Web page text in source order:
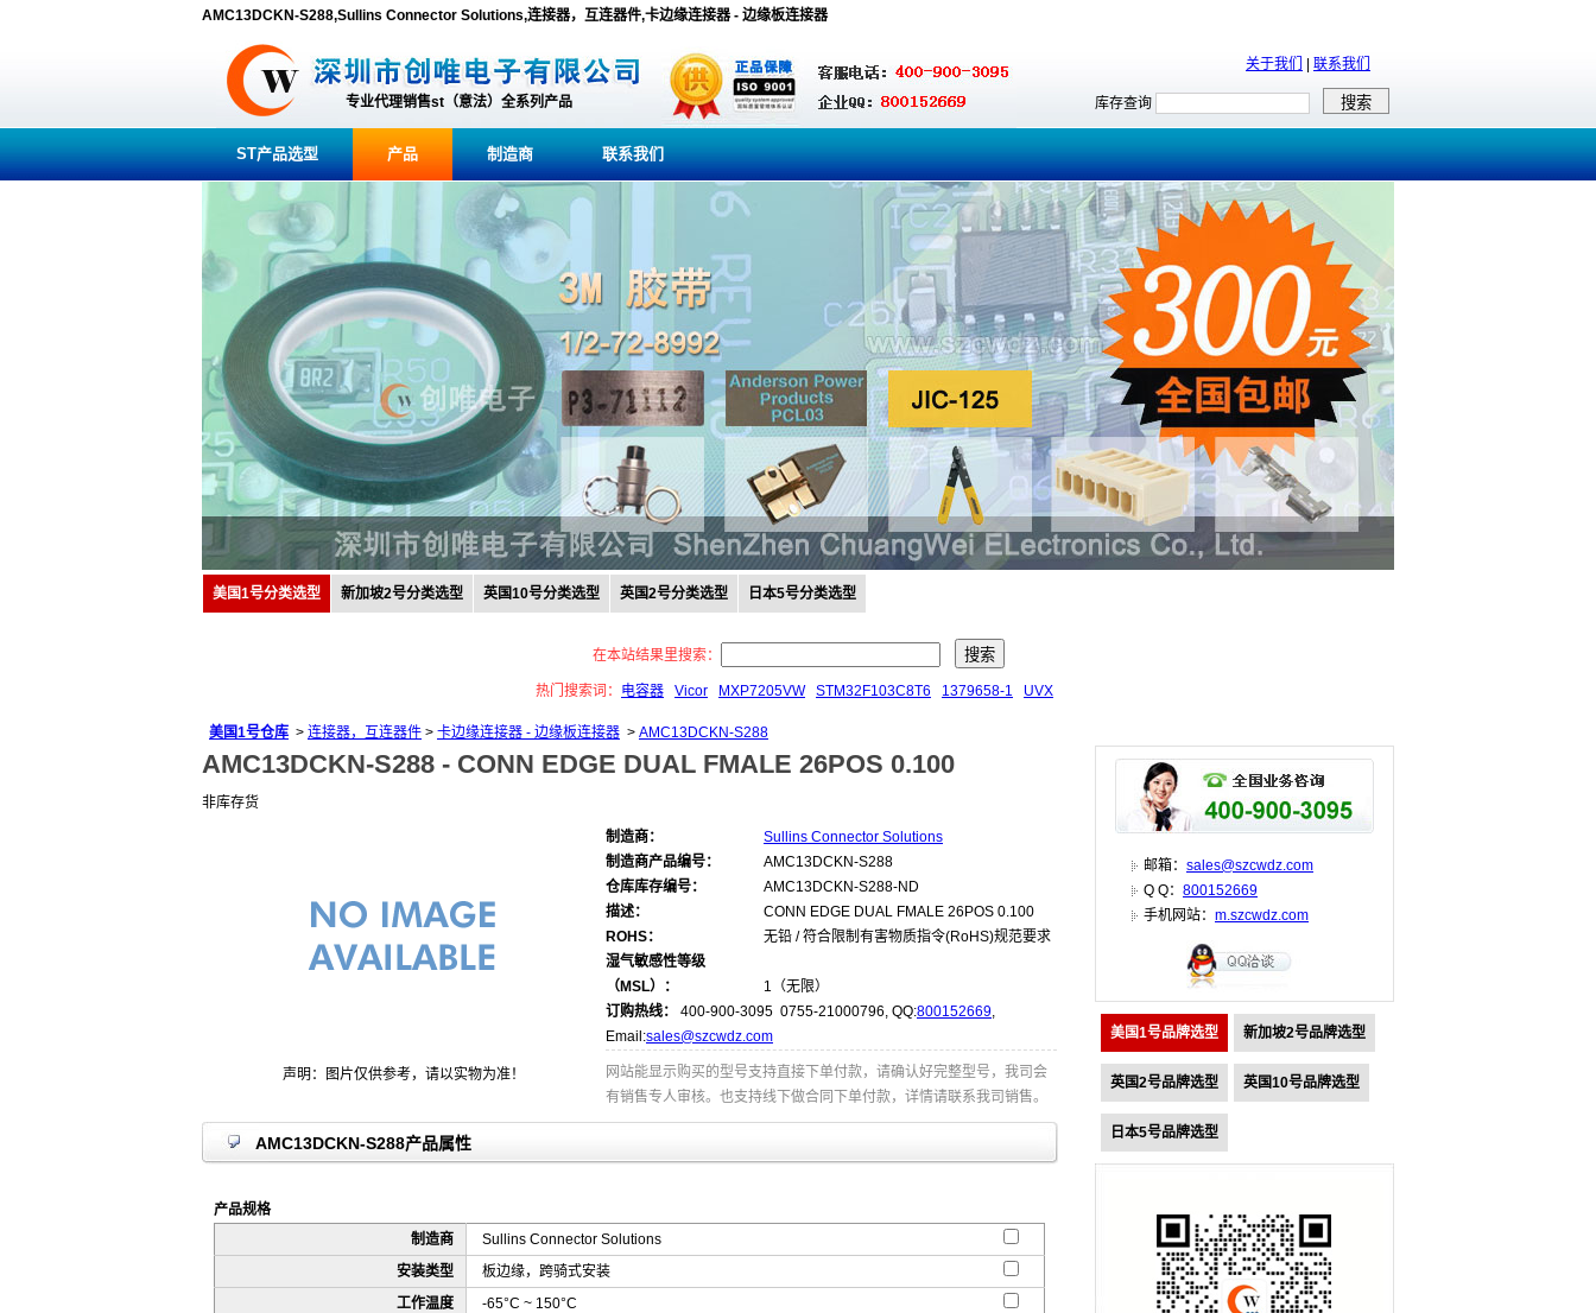
AMC13DCKN-S288,Sullins Connector Solutions,连接器，互连器件,卡边缘连接器 - 边缘板连接器
专业代理销售st（意法）全系列产品
关于我们 联系我们
库存查询
ST产品选型 产品 制造商 联系我们
美国1号分类选型 新加坡2号分类选型 英国10号分类选型 英国2号分类选型 日本5号分类选型
在本站结果里搜索：
热门搜索词： 电容器 Vicor MXP7205VW STM32F103C8T6 1379658-1 UVX
美国1号仓库 > 连接器，互连器件 > 卡边缘连接器 - 边缘板连接器 > AMC13DCKN-S288
AMC13DCKN-S288 - CONN EDGE DUAL FMALE 26POS 0.100
非库存货
声明：图片仅供参考，请以实物为准！
制造商：
Sullins Connector Solutions
制造商产品编号：
AMC13DCKN-S288
仓库库存编号：
AMC13DCKN-S288-ND
描述：
CONN EDGE DUAL FMALE 26POS 0.100
ROHS：
无铅 / 符合限制有害物质指令(RoHS)规范要求
湿气敏感性等级
（MSL）：
1（无限）
订购热线：
400-900-3095 0755-21000796, QQ:800152669,
Email:sales@szcwdz.com
网站能显示购买的型号支持直接下单付款，请确认好完整型号，我司会
有销售专人审核。也支持线下做合同下单付款，详情请联系我司销售。
AMC13DCKN-S288产品属性
产品规格
制造商
Sullins Connector Solutions
安装类型
板边缘，跨骑式安装
工作温度
-65°C ~ 150°C
邮箱： sales@szcwdz.com
Q Q： 800152669
手机网站： m.szcwdz.com
美国1号品牌选型 新加坡2号品牌选型
英国2号品牌选型 英国10号品牌选型
日本5号品牌选型